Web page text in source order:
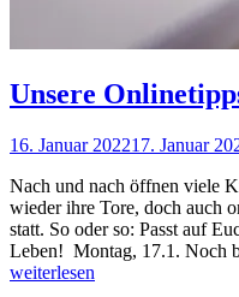
Unsere
16. Januar 202217. Januar
Nach und nach öffnen viele
wieder ihre Tore, doch auch
statt. So oder so: Passt auf
Leben! Montag, 17.1. Noch
weiterlesen